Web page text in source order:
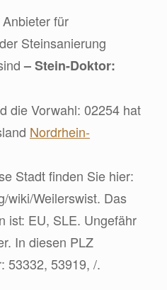
für
Steinsanierung
– Stein-Doktor:
die Vorwahl: 02254 hat
Nordrhein-
Stadt finden Sie hier:
wiki/Weilerswist. Das
ist: EU, SLE. Ungefähr
In diesen PLZ
53332, 53919, /.